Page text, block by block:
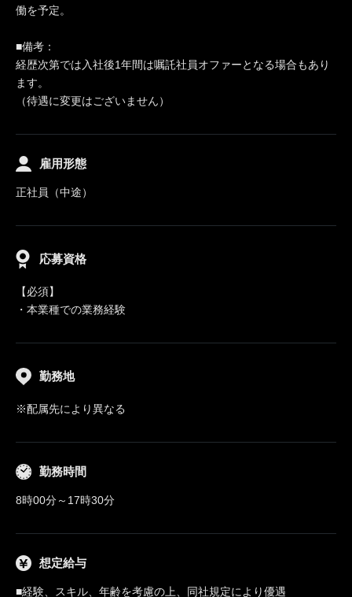
働を予定。
■備考：
経歴次第では入社後1年間は嘱託社員オファーとなる場合もあり
ます。
（待遇に変更はございません）
雇用形態
正社員（中途）
応募資格
【必須】
・本業種での業務経験
勤務地
※配属先により異なる
勤務時間
8時00分～17時30分
想定給与
■経験、スキル、年齢を考慮の上、同社規定により優遇